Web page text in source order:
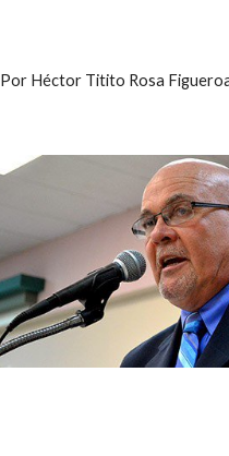
Por Héctor Titito Rosa